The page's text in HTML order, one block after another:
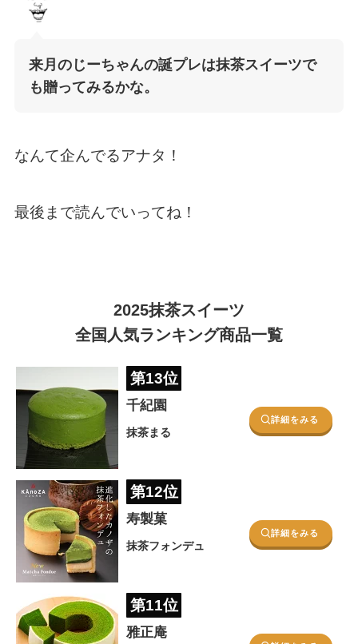
来月のじーちゃんの誕プレは抹茶スイーツで
も贈ってみるかな。
なんて企んでるアナタ！
最後まで読んでいってね！
2025抹茶スイーツ
全国人気ランキング商品一覧
第13位
千紀園
抹茶まる
詳細をみる
第12位
寿製菓
抹茶フォンデュ
詳細をみる
第11位
雅正庵